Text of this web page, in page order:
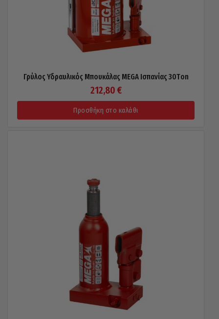
Γρύλος Υδραυλικός Μπουκάλας MEGA Ισπανίας 30Τon
212,80 €
Προσθήκη στο καλάθι